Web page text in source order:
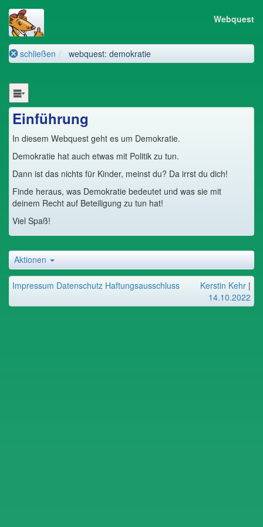
Webquest
schließen webquest: demokratie
Einführung
In diesem Webquest geht es um Demokratie.
Demokratie hat auch etwas mit Politik zu tun.
Dann ist das nichts für Kinder, meinst du? Da irrst du dich!
Finde heraus, was Demokratie bedeutet und was sie mit
deinem Recht auf Beteiligung zu tun hat!
Viel Spaß!
Aktionen
Impressum Datenschutz Haftungsausschluss Kerstin Kehr |
14.10.2022